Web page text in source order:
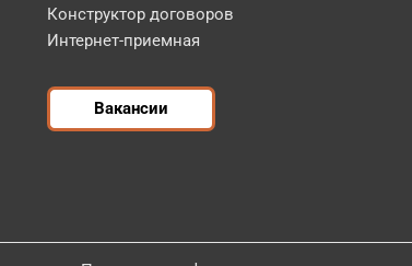
Конструктор договоров
Интернет-приемная
Вакансии